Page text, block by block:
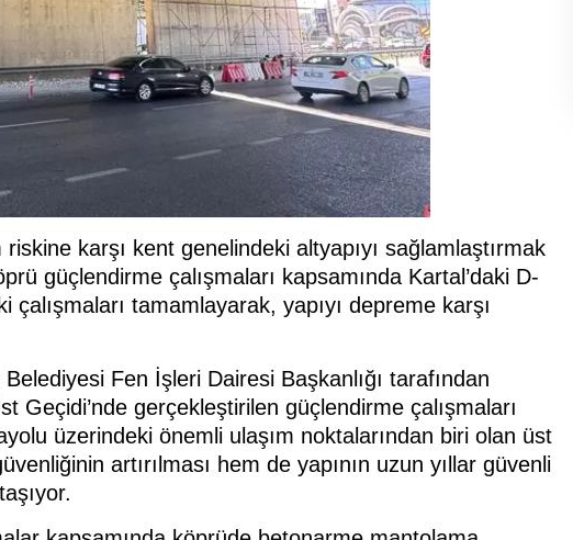
karşı kent genelindeki altyapıyı sağlamlaştırmak
güçlendirme çalışmaları kapsamında Kartal’daki D-
çalışmaları tamamlayarak, yapıyı depreme karşı
Fen İşleri Dairesi Başkanlığı tarafından
Geçidi’nde gerçekleştirilen güçlendirme çalışmaları
üzerindeki önemli ulaşım noktalarından biri olan üst
artırılması hem de yapının uzun yıllar güvenli